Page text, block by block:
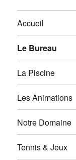
Accueil
Le Bureau
La Piscine
Les Animations
Notre Domaine
Tennis & Jeux